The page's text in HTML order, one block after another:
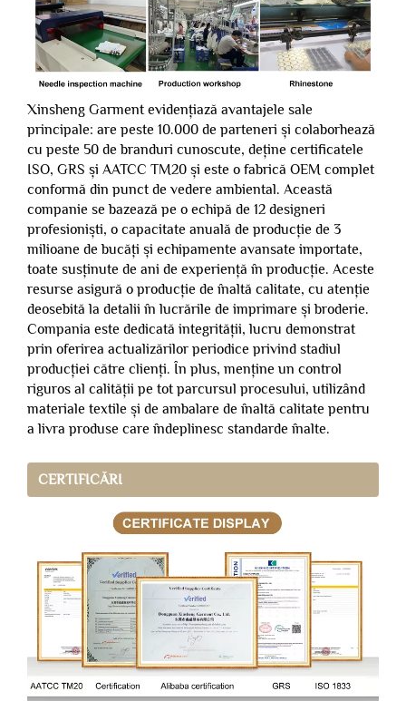
Xinsheng Garment evidențiază avantajele sale
principale: are peste 10.000 de parteneri și colaborhează
cu peste 50 de branduri cunoscute, deține certificatele
ISO, GRS și AATCC TM20 și este o fabrică OEM complet
conformă din punct de vedere ambiental. Această
companie se bazează pe o echipă de 12 designeri
profesioniști, o capacitate anuală de producție de 3
milioane de bucăți și echipamente avansate importate,
toate susținute de ani de experiență în producție. Aceste
resurse asigură o producție de înaltă calitate, cu atenție
deosebită la detalii în lucrările de imprimare și broderie.
Compania este dedicată integrității, lucru demonstrat
prin oferirea actualizărilor periodice privind stadiul
producției către clienți. În plus, menține un control
riguros al calității pe tot parcursul procesului, utilizând
materiale textile și de ambalare de înaltă calitate pentru
a livra produse care îndeplinesc standarde înalte.
CERTIFICĂRI